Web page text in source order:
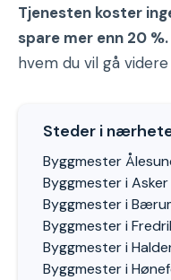
Tjenesten koster
spare mer enn 20 %.
hvem du vil gå
Steder i
Byggmester
Byggmester i Asker
Byggmester i
Byggmester i
Byggmester i
Byggmester i